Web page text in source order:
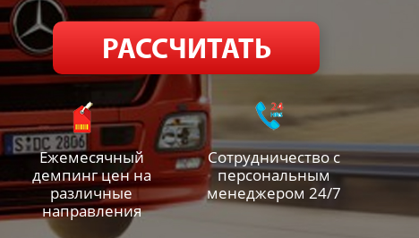
Ежемесячный
демпинг цен на
различные
направления
Сотрудничество с
персональным
менеджером 24/7